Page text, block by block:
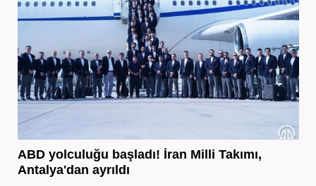
ABD yolculuğu başladı! İran Milli Takımı,
Antalya'dan ayrıldı